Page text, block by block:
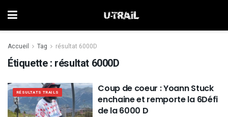
Accueil Tag résultat 6000D
Étiquette : résultat 6000D
RÉSULTATS TRAILS
Coup de coeur : Yoann Stuck
enchaine et remporte la 6Défi
de la 6000 D